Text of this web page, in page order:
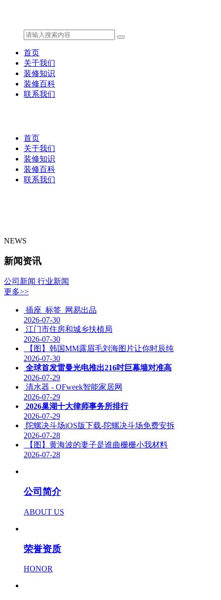
首页
关于我们
装修知识
装修百科
联系我们
首页
关于我们
装修知识
装修百科
联系我们
NEWS
新闻资讯
公司新闻 行业新闻
更多>>
插座_标签_网易出品
2026-07-30
江门市住房和城乡扶植局
2026-07-30
【图】韩国MM露眉毛刘海图片让你时辰纯
2026-07-30
全球首发雷曼光电推出216吋巨幕墙对准高
2026-07-29
清水器 - OFweek智能家居网
2026-07-29
2026巢湖十大律师事务所排行
2026-07-29
陀螺决斗场iOS版下载-陀螺决斗场免费安拆
2026-07-28
【图】黄海波的妻子是谁曲栅栅小我材料
2026-07-28
公司简介
ABOUT US
荣誉资质
HONOR